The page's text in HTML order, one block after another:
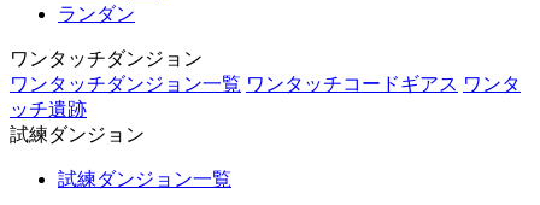
ランダン
ワンタッチダンジョン
ワンタッチダンジョン一覧 ワンタッチコードギアス ワンタ
ッチ遺跡
試練ダンジョン
試練ダンジョン一覧